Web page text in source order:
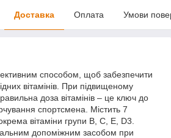
Доставка Оплата Умови
способом, щоб забезпечити
вітамінів. При підвищеному
доза вітамінів – це ключ до
спортсмена. Містить 7
вітаміни групи В, С, Е, D3.
допоміжним засобом при